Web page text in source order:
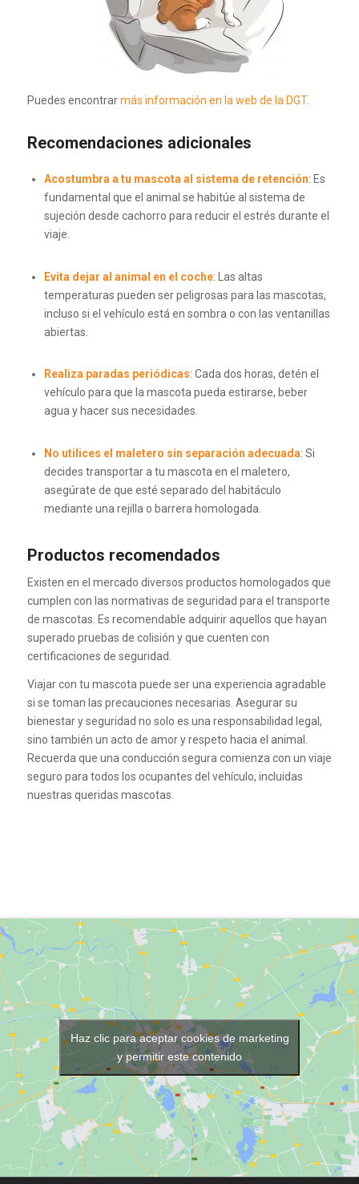
Puedes encontrarmás información en la web de la DGT.
Recomendaciones adicionales
Acostumbra a tu mascota al sistema de retención: Es
fundamental que el animal se habitúe al sistema de
sujeción desde cachorro para reducir el estrés durante el
viaje.
Evita dejar al animal en el coche:
Las altas
temperaturas pueden ser peligrosas para las mascotas,
incluso si el vehículo está en sombra o con las ventanillas
abiertas.
Realiza paradas periódicas: Cada dos horas, detén el
vehículo para que la mascota pueda estirarse, beber
agua y hacer sus necesidades.
No utilices el maletero sin separación adecuada: Si
decides transportar a tu mascota en el maletero,
asegúrate de que esté separado del habitáculo
mediante una rejilla o barrera homologada.
Productos recomendados
Existen en el mercado diversos productos homologados que
cumplen con las normativas de seguridad para el transporte
de mascotas. Es recomendable adquirir aquellos que hayan
superado pruebas de colisión y que cuenten con
certificaciones de seguridad.
Viajar con tu mascota puede ser una experiencia agradable
si se toman las precauciones necesarias. Asegurar su
bienestar y seguridad no solo es una responsabilidad legal,
sino también un acto de amor y respeto hacia el animal.
Recuerda que una conducción segura comienza con un viaje
seguro para todos los ocupantes del vehículo, incluidas
nuestras queridas mascotas.
Haz clic para aceptar cookies de marketing
y permitir este contenido